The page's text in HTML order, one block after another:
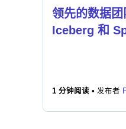
领先的数据
Iceberg 和
1 分钟阅读 • 发布者